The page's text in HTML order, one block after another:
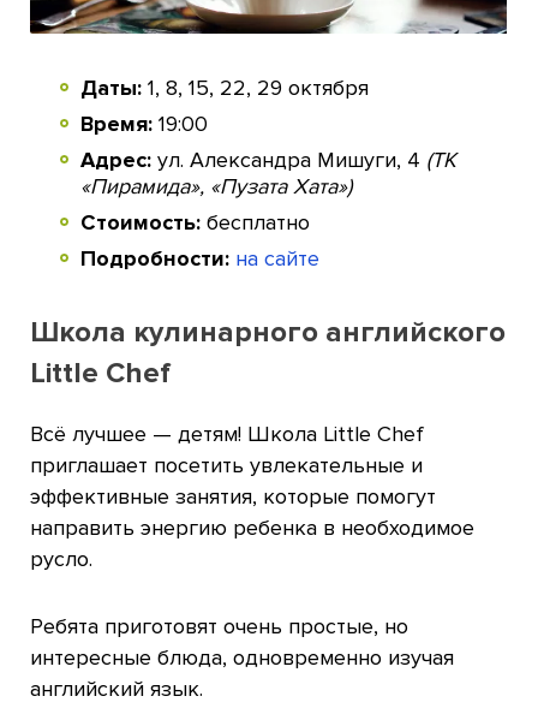
Даты: 1, 8, 15, 22, 29 октября
Время: 19:00
Адрес: ул. Александра Мишуги, 4 (ТК
«Пирамида», «Пузата Хата»)
Стоимость: бесплатно
Подробности: на сайте
Школа кулинарного английского
Little Chef
Всё лучшее — детям! Школа Little Chef
приглашает посетить увлекательные и
эффективные занятия, которые помогут
направить энергию ребенка в необходимое
русло.
Ребята приготовят очень простые, но
интересные блюда, одновременно изучая
английский язык.